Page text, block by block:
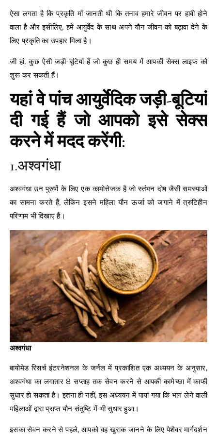
ऐसा लगता है कि प्रकृति माँ जानती थी कि तनाव हमारे जीवन पर हावी होने
वाला है और इसीलिए, हमें आयुर्वेद के साथ अपने यौन जीवन को बढ़ावा देने के
लिए प्रकृति का उपहार मिला है।
जी हां, कुछ ऐसी जड़ी-बूटियां हैं जो कुछ ही समय में आपकी सेक्स लाइफ को
शुरू कर सकती हैं।
यहां वे पांच आयुर्वेदिक जड़ी-बूटियां
दी गई हैं जो आपको इसे सेक्स
करने में मदद करेंगी:
1.अश्वगंधा
अश्वगंधाउन पुरुषों के लिए एक कामोत्तेजक है जो स्तंभन दोष जैसी समस्याओं
का सामना करते हैं, लेकिन इसने महिला यौन ऊर्जा को जगाने में त्रुटिहीन
परिणाम भी दिखाए हैं।
अश्वगंधा
बायोमेड रिसर्च इंटरनेशनल के जर्नल में प्रकाशित एक अध्ययन के अनुसार,
अश्वगंधा का लगातार 8 सप्ताह तक सेवन करने से आपकी कामेच्छा में काफी
सुधार हो सकता है। इतना ही नहीं, इस अध्ययन में पाया गया कि भाग लेने वाली
महिलाओं द्वारा प्राप्त यौन संतुष्टि में भी सुधार हुआ।
इसका सेवन करने से पहले, आपको वह खुराक जानने के लिए पेशेवर मार्गदर्शन